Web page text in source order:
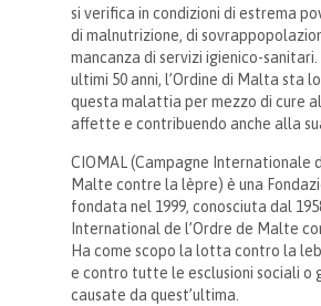
si verifica in condizioni di estrema
di malnutrizione, di
mancanza di servizi igienico-
ultimi 50 anni, l’Ordine di Malta sta
questa malattia per mezzo di cure
affette e contribuendo anche alla
CIOMAL (Campagne Internationale
Malte contre la lèpre) è una
fondata nel 1999, conosciuta dal
International de l’Ordre de Malte
Ha come scopo la lotta contro la
e contro tutte le esclusioni sociali o
causate da quest’ultima.